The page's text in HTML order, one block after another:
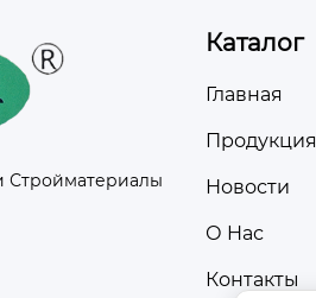
Каталог
Главная
Продукция
Новости
О Hас
Контакты